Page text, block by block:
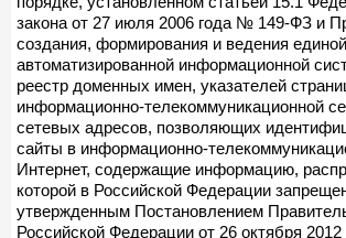
закона от 27 июля 2006 года № 149-ФЗ и
создания, формирования и ведения единой
автоматизированной информационной
реестр доменных имен, указателей
информационно-телекоммуникационной
сетевых адресов, позволяющих
сайты в информационно-
Интернет, содержащие информацию,
которой в Российской Федерации
утвержденным Постановлением
Российской Федерации от 26 октября